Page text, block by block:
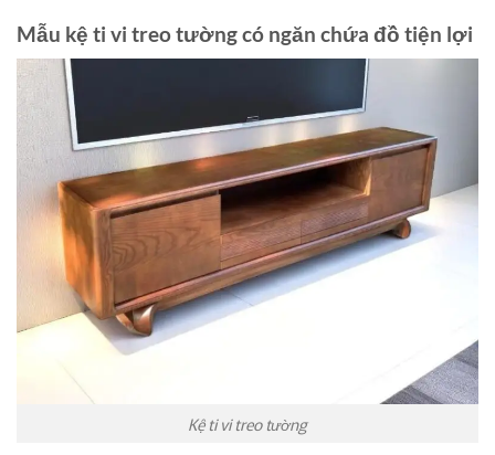
Mẫu kệ ti vi treo tường có ngăn chứa đồ tiện lợi
Kệ ti vi treo tường